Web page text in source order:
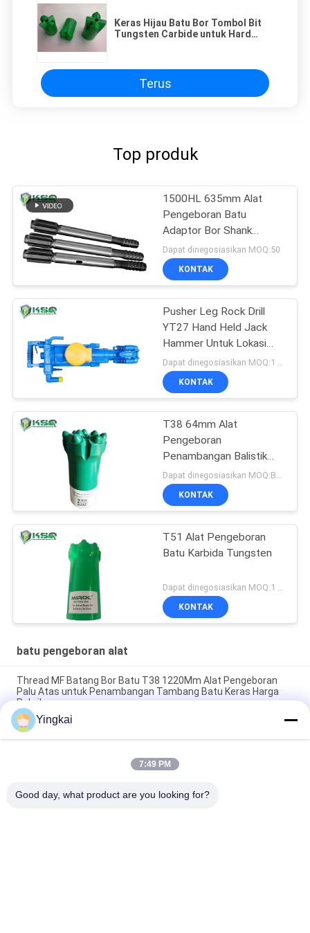
Keras Hijau Batu Bor Tombol Bit
Tungsten Carbide untuk Hard
Terus
Top produk
1500HL 635mm Alat
Pengeboran Batu
Adaptor Bor Shank
635mm
Dapat dinegosiasikan MOQ:50
KONTAK
Pusher Leg Rock Drill
YT27 Hand Held Jack
Hammer Untuk Lokasi
Konstruksi
KONTAK
T38 64mm Alat
Pengeboran
Penambangan Balistik
Tombol Bits Pengeboran
Batu
KONTAK
T51 Alat Pengeboran
Batu Karbida Tungsten
Dapat dinegosiasikan MOQ:1 lembar
KONTAK
batu pengeboran alat
Thread MF Batang Bor Batu T38 1220Mm Alat Pengeboran
Palu Atas untuk Penambangan Tambang Batu Keras Harga
Pabrik
445Mm COP 131 T38 Adaptor Batang Melayang Baja Paduan
Kekuatan Tinggi untuk Bor Batu Hidraulik
Kualitas tinggi R32-R32 Coupling Sleeve Untuk Top Hammer
Yingkai
7:49 PM
Good day, what product are you looking for?